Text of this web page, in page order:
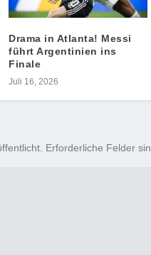
Drama in Atlanta! Messi
führt Argentinien ins
Finale
Juli 16, 2026
Erforderliche Felder